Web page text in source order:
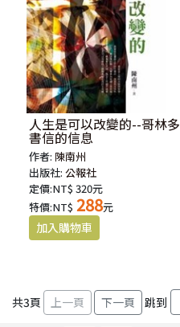
人生是可以改變的--哥林多
書信的信息
作者: 陳南州
出版社:公報社
定價:NT$ 320元
特價:NT$ 288元
共3頁 跳到